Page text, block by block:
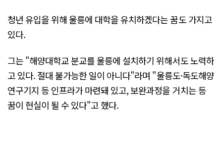
청년 유입을 위해 울릉에 대학을 유치하겠다는 꿈도 가지고
있다.
그는 "해양대학교 분교를 울릉에 설치하기 위해서도 노력하
고 있다. 절대 불가능한 일이 아니다"라며 "울릉도·독도해양
연구기지 등 인프라가 마련돼 있고, 보완과정을 거치는 등
꿈이 현실이 될 수 있다"고 했다.